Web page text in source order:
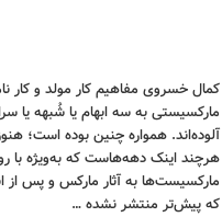
کمال خسروی مفاهیم کار مولد و کار
مارکسیستی به سه ابهام یا شُبهه یا
آلوده‌اند. همواره چنین بوده است؛
هرچند اینک دهه‌هاست که به‌ویژه با
مارکسیست‌ها به آثار مارکس و پس از
که پیش‌تر منتشر نشده …